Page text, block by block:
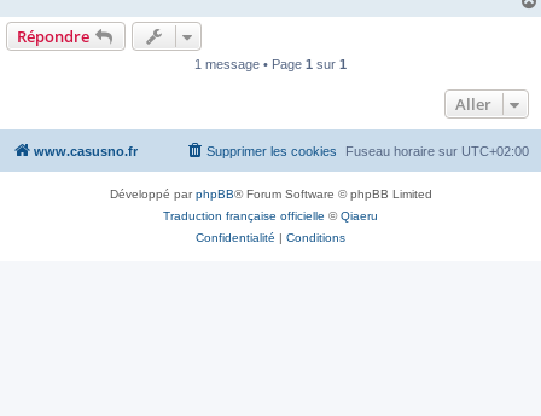
Répondre
1 message • Page 1 sur 1
Aller
www.casusno.fr Fuseau horaire sur UTC+02:00
Supprimer les cookies
Développé parphpBB® Forum Software © phpBB Limited
Traduction française officielle ©Qiaeru
Confidentialité | Conditions